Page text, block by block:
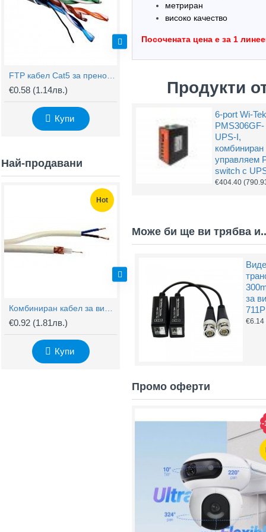
€0.58 (1.14лв.)
Купи
(294.00лв.)
Най-продавани
Hot
€0.92 (1.81лв.)
Купи
BNC Kонектор с Винт
€0.61(1.20лв.)
метриран
високо качество
Посочената цена е за 1
Продукти
6-port Wi-
PMS306GF-
UPS-I,
комбиниран
управляем
switch с
€404.40
Може би ще ви трябва
за
711P
€6.14
Промо оферти
-